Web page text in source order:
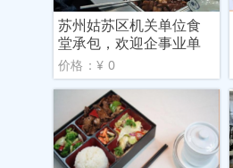
苏州姑苏区机关单位食
堂承包，欢迎企事业单
位咨
价格：¥ 0